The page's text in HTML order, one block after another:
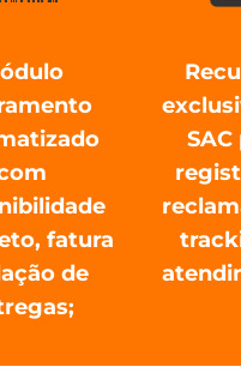
fatura
de
SAC